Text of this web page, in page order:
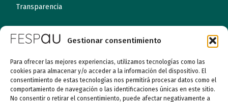
Gestionar consentimiento
Para ofrecer las mejores experiencias, utilizamos tecnologías como las
cookies para almacenar y/o acceder a la información del dispositivo. El
consentimiento de estas tecnologías nos permitirá procesar datos como el
comportamiento de navegación o las identificaciones únicas en este sitio.
No consentir o retirar el consentimiento, puede afectar negativamente a
Transparencia
Canal ético